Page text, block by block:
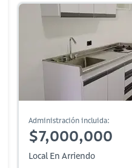
Administración incluida:
$7,000,000
Local En Arriendo